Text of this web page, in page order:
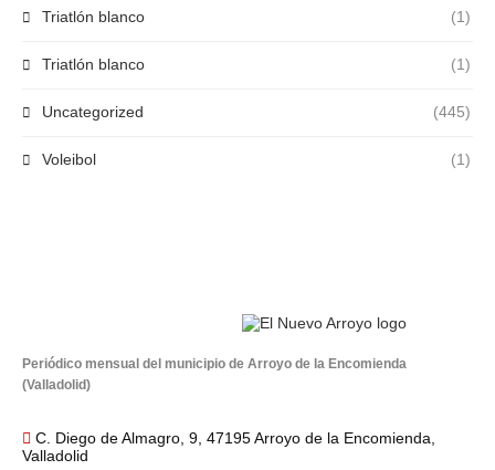
Triatlón blanco (1)
Triatlón blanco (1)
Uncategorized (445)
Voleibol (1)
Periódico mensual del municipio de Arroyo de la Encomienda
(Valladolid)
C. Diego de Almagro, 9, 47195 Arroyo de la Encomienda,
Valladolid